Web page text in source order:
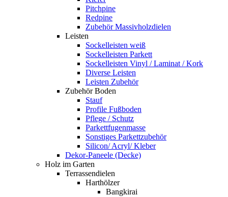
Pitchpine
Redpine
Zubehör Massivholzdielen
Leisten
Sockelleisten weiß
Sockelleisten Parkett
Sockelleisten Vinyl / Laminat / Kork
Diverse Leisten
Leisten Zubehör
Zubehör Boden
Stauf
Profile Fußboden
Pflege / Schutz
Parkettfugenmasse
Sonstiges Parkettzubehör
Silicon/ Acryl/ Kleber
Dekor-Paneele (Decke)
Holz im Garten
Terrassendielen
Harthölzer
Bangkirai